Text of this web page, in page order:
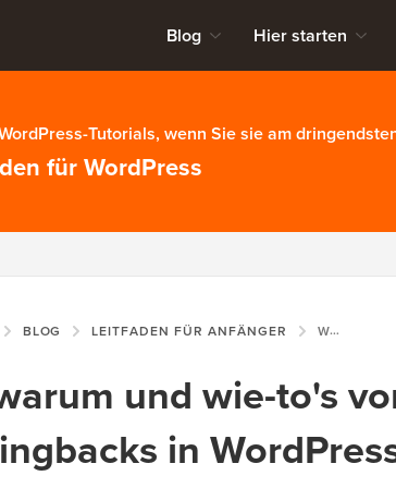
Blog Hier starten
Tutorials, wenn Sie sie am
für WordPress
BLOG LEITFADEN FÜR ANFÄNGER WAS, WARUM UND WIE-TO'S VON TRACKBACKS UND PINGBACKS IN WORDPRESS
und wie-to's
in